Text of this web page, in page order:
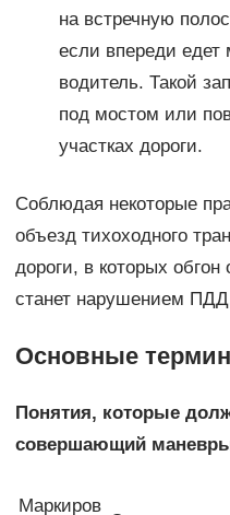
на встречную
если впереди едет
водитель. Такой
под мостом или
участках дороги.
Соблюдая некоторые
объезд тихоходного
дороги, в которых
станет нарушением
Основные
Понятия, которые
совершающий маневры
Маркиров